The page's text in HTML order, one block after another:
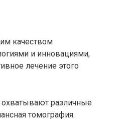
качеством
и инновациями,
лечение этого
различные
томография.